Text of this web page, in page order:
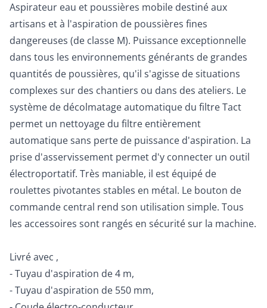
Aspirateur eau et poussières mobile destiné aux
artisans et à l'aspiration de poussières fines
dangereuses (de classe M). Puissance exceptionnelle
dans tous les environnements générants de grandes
quantités de poussières, qu'il s'agisse de situations
complexes sur des chantiers ou dans des ateliers. Le
système de décolmatage automatique du filtre Tact
permet un nettoyage du filtre entièrement
automatique sans perte de puissance d'aspiration. La
prise d'asservissement permet d'y connecter un outil
électroportatif. Très maniable, il est équipé de
roulettes pivotantes stables en métal. Le bouton de
commande central rend son utilisation simple. Tous
les accessoires sont rangés en sécurité sur la machine.
Livré avec ,
- Tuyau d'aspiration de 4 m,
- Tuyau d'aspiration de 550 mm,